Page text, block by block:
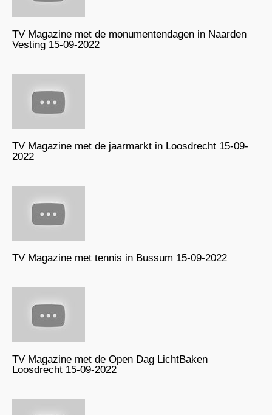
TV Magazine met de monumentendagen in Naarden
Vesting 15-09-2022
TV Magazine met de jaarmarkt in Loosdrecht 15-09-
2022
TV Magazine met tennis in Bussum 15-09-2022
TV Magazine met de Open Dag LichtBaken
Loosdrecht 15-09-2022